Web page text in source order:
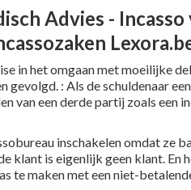
Advies -
in het omgaan met moeilijke
gevolgd. : Als de schuldenaar
van een derde partij zoals een
inschakelen omdat ze
klant is eigenlijk geen klant. En
te maken met een niet-